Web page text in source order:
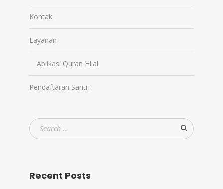
Kontak
Layanan
Aplikasi Quran Hilal
Pendaftaran Santri
Recent Posts